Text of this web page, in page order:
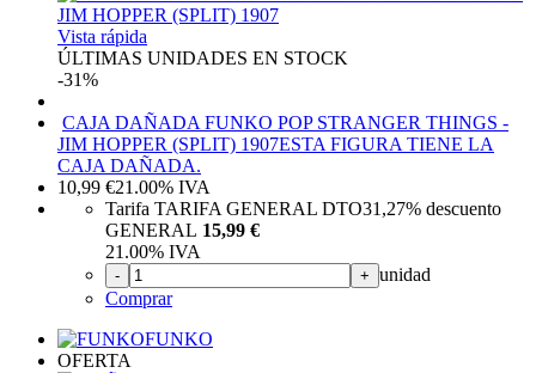
Vista rápida
ÚLTIMAS UNIDADES EN STOCK
-31%
CAJA DAÑADA FUNKO POP STRANGER THINGS -
JIM HOPPER (SPLIT) 1907ESTA FIGURA TIENE LA
CAJA DAÑADA.
10,99 €21.00% IVA
Tarifa TARIFA GENERAL DTO31,27% descuento
GENERAL 15,99 €
21.00% IVA
- + unidad
Comprar
FUNKO
OFERTA